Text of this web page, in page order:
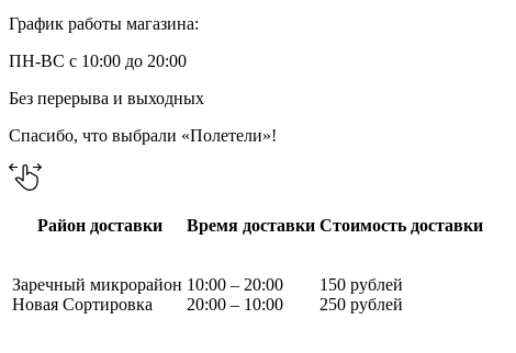
График работы магазина:
ПН-ВС с 10:00 до 20:00
Без перерыва и выходных
Спасибо, что выбрали «Полетели»!
Район доставки Время доставки Стоимость доставки
Заречный микрорайон
Новая Сортировка
10:00 – 20:00
20:00 – 10:00
150 рублей
250 рублей